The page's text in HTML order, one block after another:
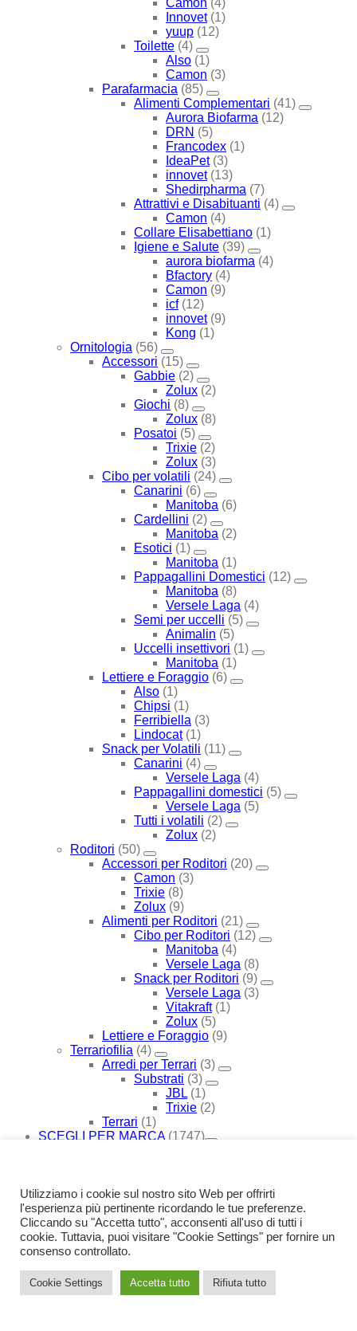
Camon (4)
Innovet (1)
yuup (12)
Toilette (4)
Also (1)
Camon (3)
Parafarmacia (85)
Alimenti Complementari (41)
Aurora Biofarma (12)
DRN (5)
Francodex (1)
IdeaPet (3)
innovet (13)
Shedirpharma (7)
Attrattivi e Disabituanti (4)
Camon (4)
Collare Elisabettiano (1)
Igiene e Salute (39)
aurora biofarma (4)
Bfactory (4)
Camon (9)
icf (12)
innovet (9)
Kong (1)
Ornitologia (56)
Accessori (15)
Gabbie (2)
Zolux (2)
Giochi (8)
Zolux (8)
Posatoi (5)
Trixie (2)
Zolux (3)
Cibo per volatili (24)
Canarini (6)
Manitoba (6)
Cardellini (2)
Manitoba (2)
Esotici (1)
Manitoba (1)
Pappagallini Domestici (12)
Manitoba (8)
Versele Laga (4)
Semi per uccelli (5)
Animalin (5)
Uccelli insettivori (1)
Manitoba (1)
Lettiere e Foraggio (6)
Also (1)
Chipsi (1)
Ferribiella (3)
Lindocat (1)
Snack per Volatili (11)
Canarini (4)
Versele Laga (4)
Pappagallini domestici (5)
Versele Laga (5)
Tutti i volatili (2)
Zolux (2)
Roditori (50)
Accessori per Roditori (20)
Camon (3)
Trixie (8)
Zolux (9)
Alimenti per Roditori (21)
Cibo per Roditori (12)
Manitoba (4)
Versele Laga (8)
Snack per Roditori (9)
Versele Laga (3)
Vitakraft (1)
Zolux (5)
Lettiere e Foraggio (9)
Terrariofilia (4)
Arredi per Terrari (3)
Substrati (3)
JBL (1)
Trixie (2)
Terrari (1)
SCEGLI PER MARCA (1747)
Cibo Secco Medicato
Gatto (5)
Alimenti Medicati (5)
Cibo Secco Medicato (5)
Advantix (1)
Acquariologia (6)
Accessori Tecnici (2)
Utilizziamo i cookie sul nostro sito Web per offrirti
l'esperienza più pertinente ricordando le tue preferenze.
Cliccando su "Accetta tutto", acconsenti all'uso di tutti i
cookie. Tuttavia, puoi visitare "Cookie Settings" per fornire un
consenso controllato.
Cookie Settings Accetta tutto Rifiuta tutto